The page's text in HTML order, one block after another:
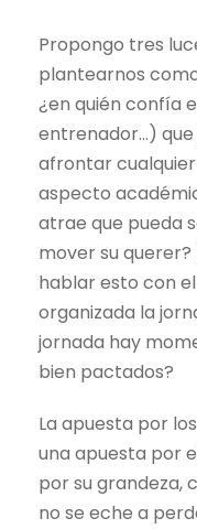
Propongo tres
plantearnos
¿en quién confía
entrenador…)
afrontar cualquier
aspecto
atrae que pueda
mover su
hablar esto con
organizada la
jornada hay
bien pactados?
La apuesta por
una apuesta por
por su grandeza,
no se eche a